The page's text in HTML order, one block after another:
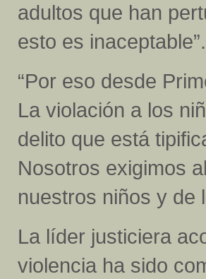
adultos que han
esto es inaceptable”.
“Por eso desde
La violación a los
delito que está
Nosotros exigimos
nuestros niños y de
La líder justiciera
violencia ha sido